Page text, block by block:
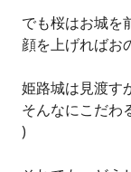
でも桜はお城を
顔を上げればお
姫路城は見渡す
そんなにこだわ
)